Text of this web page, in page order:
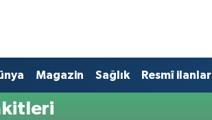
Magazin Sağlık Resmî ilanlar